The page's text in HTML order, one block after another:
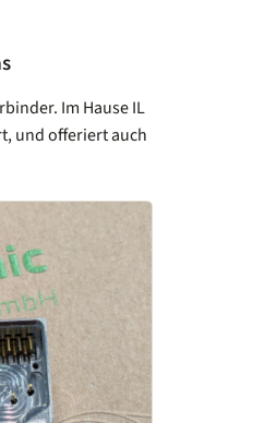
Im Hause IL
und offeriert auch